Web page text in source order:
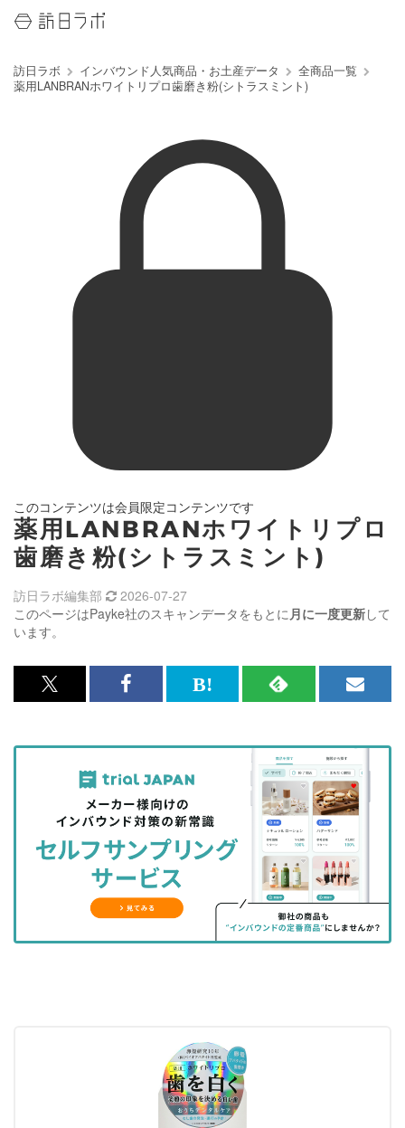
訪日ラボ インバウンド人気商品・お土産データ
全商品一覧
薬用LANBRANホワイトリプロ歯磨き粉(シトラスミント)
このコンテンツは会員限定コンテンツです
薬用LANBRANホワイトリプロ
歯磨き粉(シトラスミント)
このページはPayke社のスキャンデータをもとに月に一度更新して
います。
訪日ラボ編集部 2026-07-27
x<br>
記
を
シ
ェ
る
Facebook<br>
記
事
を
シ
ェ
ア
す
る
は
な
ッ
ク
マ
に
RSS
記
事
を
購
読
す
る
メ
マ
ガ
登
録
す
る